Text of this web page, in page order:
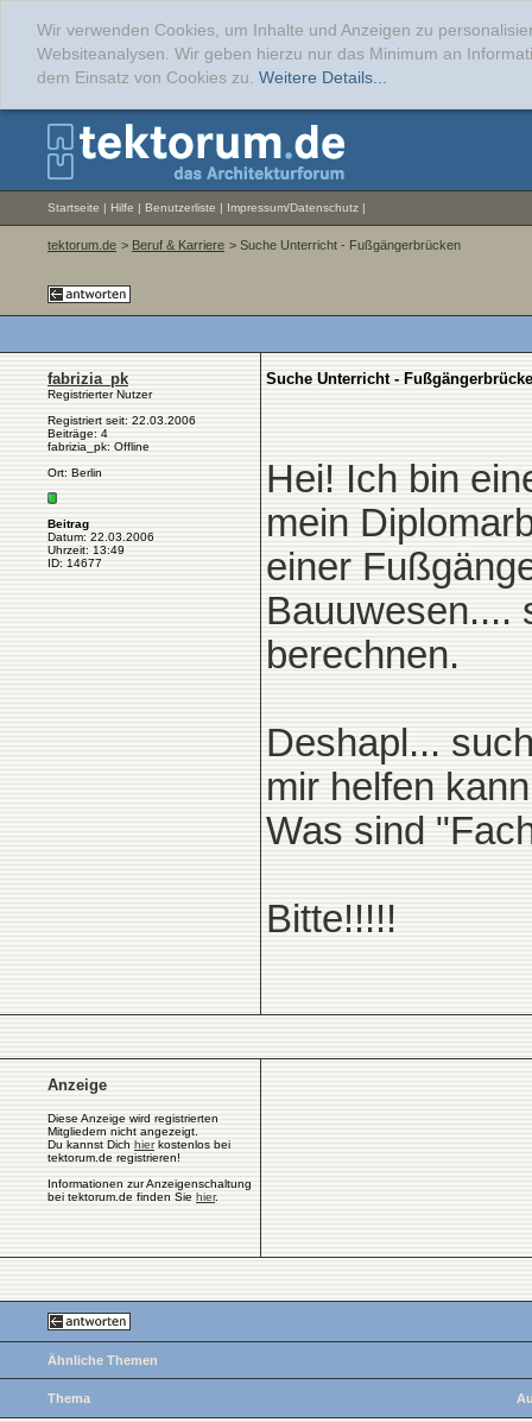
Wir verwenden Cookies, um Inhalte und Anzeigen zu
Websiteanalysen. Wir geben hierzu nur das Minimum an
dem Einsatz von Cookies zu. Weitere Details...
Startseite | Hilfe | Benutzerliste | Impressum/Datenschutz |
tektorum.de > Beruf & Karriere > Suche Unterricht - Fußgängerbrücken
fabrizia_pk
Registrierter Nutzer
Registriert seit: 22.03.2006
Beiträge: 4
fabrizia_pk: Offline
Ort: Berlin
Beitrag
Datum: 22.03.2006
Uhrzeit: 13:49
ID: 14677
Suche Unterricht -
Hei! Ich bin
mein
einer
Bauuwesen....
berechnen.
Deshapl...
mir helfen
Was sind
Bitte!!!!!
Anzeige
Diese Anzeige wird registrierten
Mitgliedern nicht angezeigt.
Du kannst Dich hierkostenlos bei
tektorum.de registrieren!
Informationen zur Anzeigenschaltung
bei tektorum.de finden Sie hier.
Ähnliche Themen
Thema